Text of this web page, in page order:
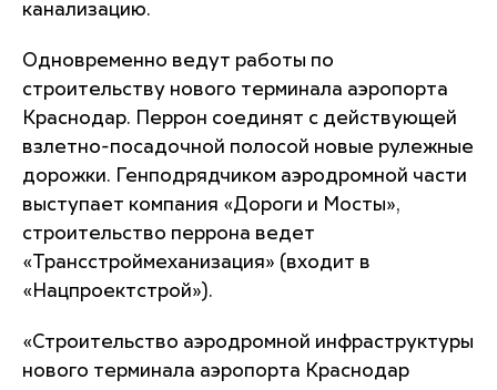
канализацию.
Одновременно ведут работы по
строительству нового терминала аэропорта
Краснодар. Перрон соединят с действующей
взлетно-посадочной полосой новые рулежные
дорожки. Генподрядчиком аэродромной части
выступает компания «Дороги и Мосты»,
строительство перрона ведет
«Трансстроймеханизация» (входит в
«Нацпроектстрой»).
«Строительство аэродромной инфраструктуры
нового терминала аэропорта Краснодар